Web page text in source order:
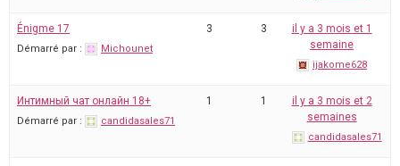
Énigme 17
Démarré par : Michounet
3 3
il y a 3 mois et 1
semaine
ijakome628
Интимный чат онлайн 18+
Démarré par : candidasales71
1 1
il y a 3 mois et 2
semaines
candidasales71